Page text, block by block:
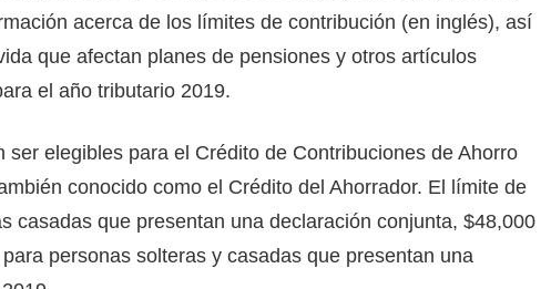
acerca de los límites de contribución (en inglés), así
que afectan planes de pensiones y otros artículos
el año tributario 2019.
ser elegibles para el Crédito de Contribuciones de Ahorro
conocido como el Crédito del Ahorrador. El límite de
casadas que presentan una declaración conjunta, $48,000
personas solteras y casadas que presentan una